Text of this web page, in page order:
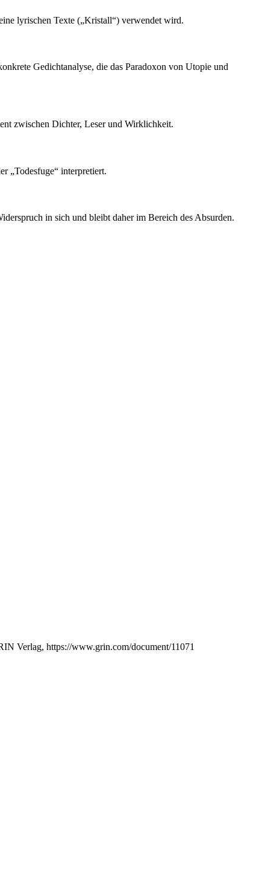
lyrischen Texte („Kristall“) verwendet wird.
Gedichtanalyse, die das Paradoxon von Utopie und
zwischen Dichter, Leser und Wirklichkeit.
„Todesfuge“ interpretiert.
in sich und bleibt daher im Bereich des Absurden.
Verlag, https://www.grin.com/document/11071